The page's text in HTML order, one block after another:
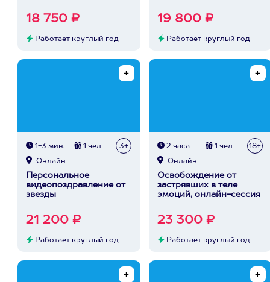
18 750 ₽
Работает круглый год
19 800 ₽
Работает круглый год
1-3 мин. 1 чел 3+
Онлайн
Персональное
видеопоздравление от
звезды
21 200 ₽
Работает круглый год
2 часа 1 чел 18+
Онлайн
Освобождение от
застрявших в теле
эмоций, онлайн-сессия
23 300 ₽
Работает круглый год